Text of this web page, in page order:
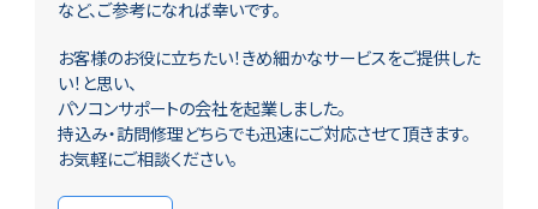
など、ご参考になれば幸いです。
お客様のお役に立ちたい！きめ細かなサービスをご提供した
い！と思い、
パソコンサポートの会社を起業しました。
持込み・訪問修理どちらでも迅速にご対応させて頂きます。
お気軽にご相談ください。